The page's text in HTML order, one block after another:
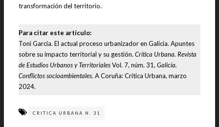
transformación del territorio.
Para citar este artículo:
Toni García. El actual proceso urbanizador en Galicia. Apuntes
sobre su impacto territorial y su gestión. Crítica Urbana. Revista
de Estudios Urbanos y TerritorialesVol. 7, núm. 31, Galicia.
Conflictos socioambientales. A Coruña: Crítica Urbana, marzo
2024.
CRITICA URBANA N. 31